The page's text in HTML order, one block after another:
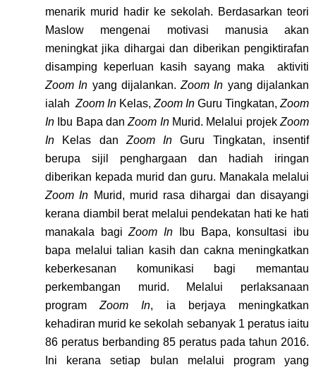
menarik murid hadir ke sekolah. Berdasarkan teori
Maslow mengenai motivasi manusia akan
meningkat jika dihargai dan diberikan pengiktirafan
disamping keperluan kasih sayang maka aktiviti
Zoom In yang dijalankan.Zoom In yang dijalankan
ialah Zoom In Kelas, Zoom In Guru Tingkatan, Zoom
In Ibu Bapa danZoom InMurid. Melalui projekZoom
In Kelas dan Zoom In Guru Tingkatan, insentif
berupa sijil penghargaan dan hadiah iringan
diberikan kepada murid dan guru. Manakala melalui
Zoom In Murid, murid rasa dihargai dan disayangi
kerana diambil berat melalui pendekatan hati ke hati
manakala bagiZoom In Ibu Bapa, konsultasi ibu
bapa melalui talian kasih dan cakna meningkatkan
keberkesanan komunikasi bagi memantau
perkembangan murid. Melalui perlaksanaan
programZoom In, ia berjaya meningkatkan
kehadiran murid ke sekolah sebanyak 1 peratus iaitu
86 peratus berbanding 85 peratus pada tahun 2016.
Ini kerana setiap bulan melalui program yang